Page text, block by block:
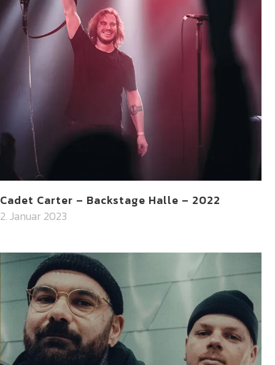
Cadet Carter – Backstage Halle – 2022
2. Januar 2023